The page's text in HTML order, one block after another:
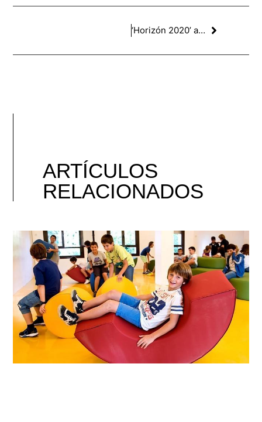
‘Horizón 2020’ artículo publicado en ABC
ARTÍCULOS
RELACIONADOS